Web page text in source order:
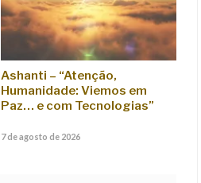
Ashanti – “Atenção,
Humanidade: Viemos em
Paz… e com Tecnologias”
7 de agosto de 2026